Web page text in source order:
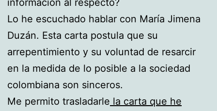
Lo he escuchado hablar con María Jimena
Duzán. Esta carta postula que su
arrepentimiento y su voluntad de resarcir
en la medida de lo posible a la sociedad
colombiana son sinceros.
Me permito trasladarle la carta que he